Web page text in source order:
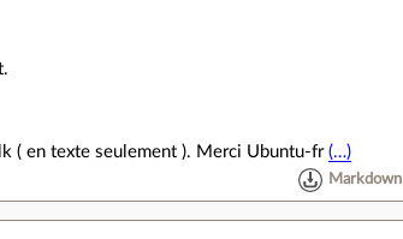
( en texte seulement ). Merci Ubuntu-fr(…)
Markdown